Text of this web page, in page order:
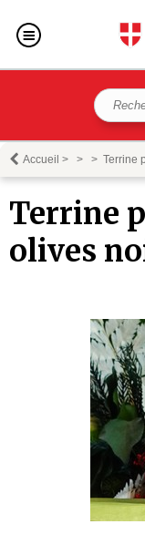
Accueil > > > Terrine
Terrine
olives